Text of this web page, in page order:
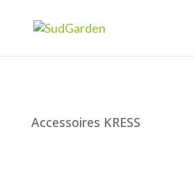
Accessoires KRESS